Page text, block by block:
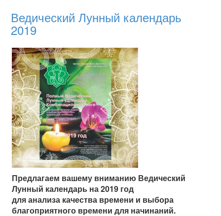
Ведический Лунный календарь
2019
Предлагаем вашему вниманию Ведический
Лунный календарь на 2019 год
для анализа качества времени и выбора
благоприятного времени для начинаний.